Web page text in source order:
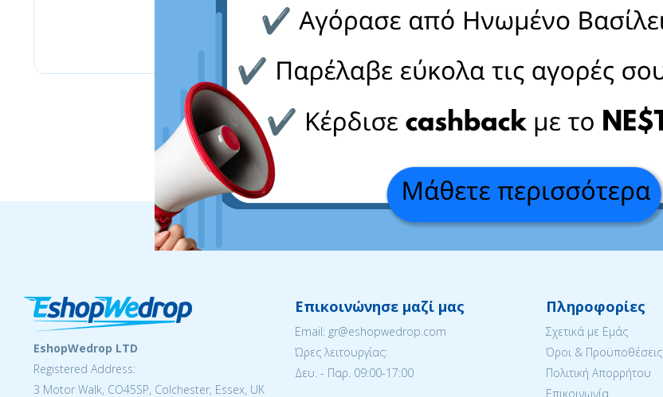
www.ebay.com
EshopWedrop LTD
Registered Address:
3 Motor Walk, CO45SP, Colchester, Essex, UK
Επικοινώνησε μαζί μας
Email: gr@eshopwedrop.com
Ώρες λειτουργίας:
Δευ. - Παρ. 09:00-17:00
Πληροφορίες
Σχετικά με Εμάς
Όροι & Προϋποθέσεις
Πολιτική Απορρήτου
Επικοινωνία